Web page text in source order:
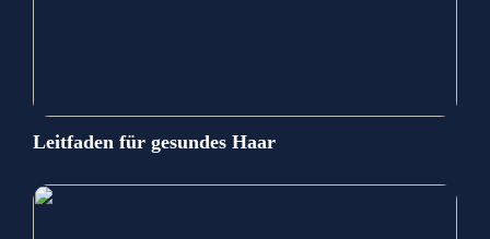
Leitfaden für gesundes Haar